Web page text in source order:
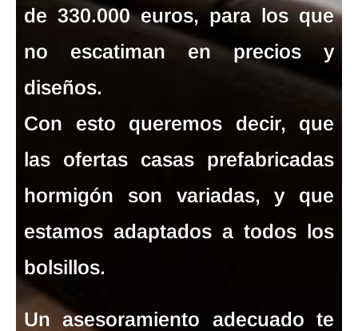
de 330.000 euros, para los que
no escatiman en precios y
diseños.
Con esto queremos decir, que
las ofertas casas prefabricadas
hormigón son variadas, y que
estamos adaptados a todos los
bolsillos.
Un asesoramiento adecuado te